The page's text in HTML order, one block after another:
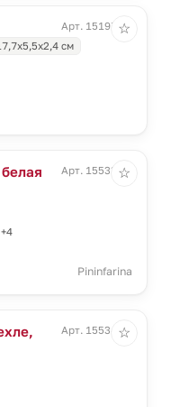
Арт. 15197.00
см
☆
Арт. 15533.60
+4
Pininfarina
☆
Арт. 15534.20
☆